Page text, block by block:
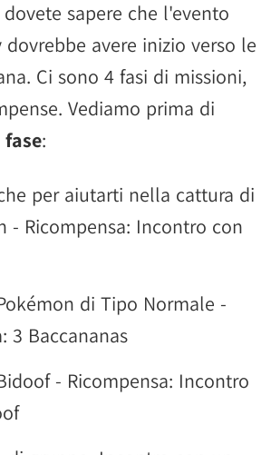
sapere che l'evento
avere inizio verso le
Ci sono 4 fasi di missioni,
Vediamo prima di
:
per aiutarti nella cattura di
- Ricompensa: Incontro con
di Tipo Normale -
3 Baccananas
- Ricompensa: Incontro